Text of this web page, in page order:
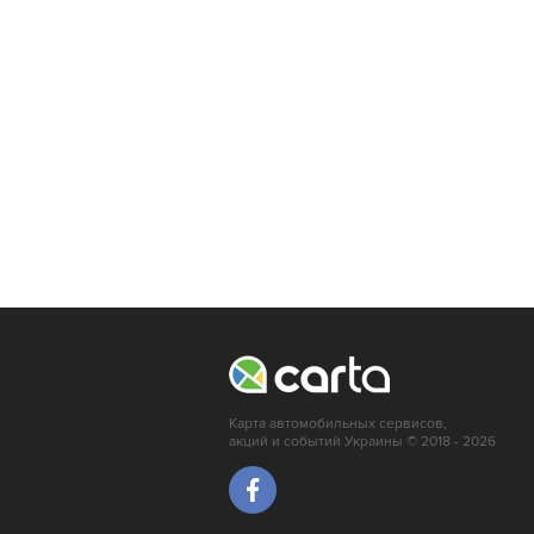
Карта автомобильных сервисов,
акций и событий Украины © 2018 - 2026